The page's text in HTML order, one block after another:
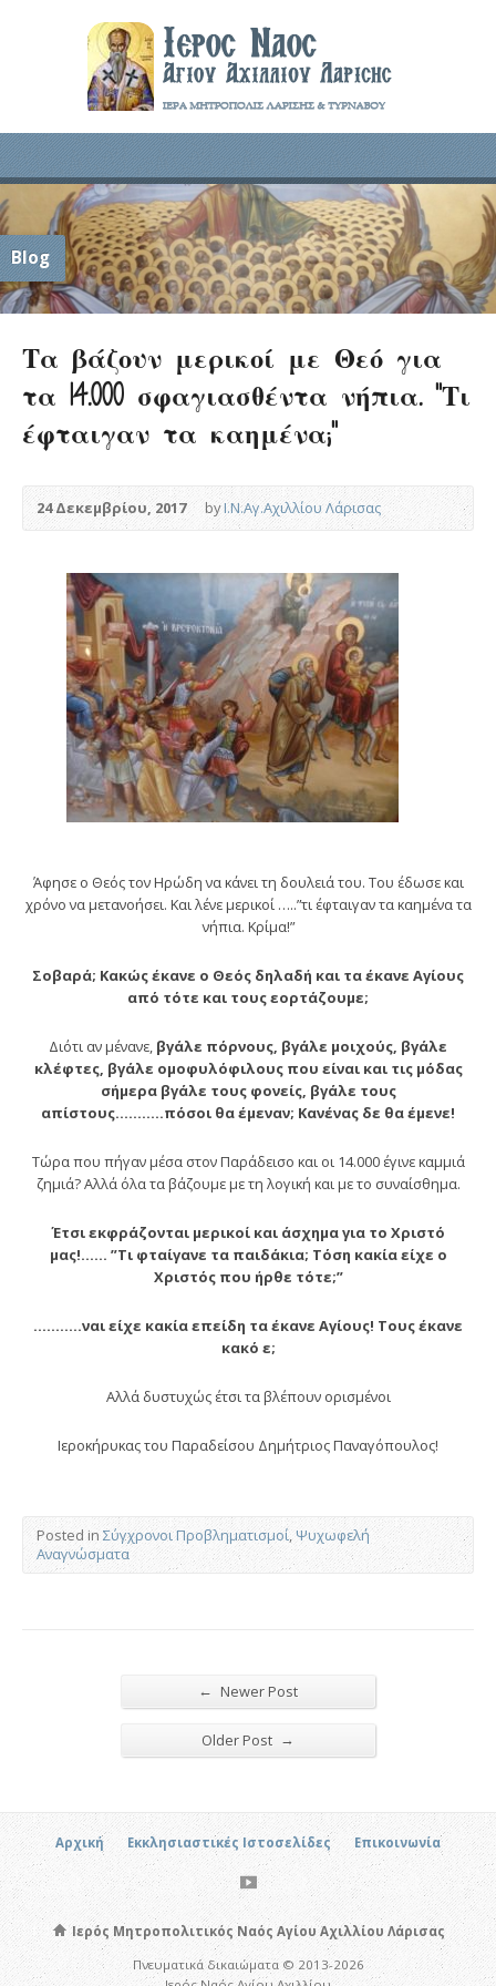
Blog
Τα βάζουν μερικοί με Θεό για
τα 14.000 σφαγιασθέντα νήπια. ”Τι
έφταιγαν τα καημένα;”
24 Δεκεμβρίου, 2017 byΙ.Ν.Αγ.Αχιλλίου Λάρισας
Άφησε ο Θεός τον Ηρώδη να κάνει τη δουλειά του. Του έδωσε και
χρόνο να μετανοήσει. Και λένε μερικοί …..”τι έφταιγαν τα καημένα τα
νήπια. Κρίμα!”
Σοβαρά; Κακώς έκανε ο Θεός δηλαδή και τα έκανε Αγίους
από τότε και τους εορτάζουμε;
Διότι αν μένανε, βγάλε πόρνους, βγάλε μοιχούς, βγάλε
κλέφτες, βγάλε ομοφυλόφιλους που είναι και τις μόδας
σήμερα βγάλε τους φονείς, βγάλε τους
απίστους………..πόσοι θα έμεναν; Κανένας δε θα έμενε!
Τώρα που πήγαν μέσα στον Παράδεισο και οι 14.000 έγινε καμμιά
ζημιά? Αλλά όλα τα βάζουμε με τη λογική και με το συναίσθημα.
Έτσι εκφράζονται μερικοί και άσχημα για το Χριστό
μας!…… ”Τι φταίγανε τα παιδάκια; Τόση κακία είχε ο
Χριστός που ήρθε τότε;”
………..ναι είχε κακία επείδη τα έκανε Αγίους! Τους έκανε
κακό ε;
Αλλά δυστυχώς έτσι τα βλέπουν ορισμένοι
Ιεροκήρυκας του Παραδείσου Δημήτριος Παναγόπουλος!
Posted in Σύγχρονοι Προβληματισμοί,Ψυχωφελή
Αναγνώσματα
← Newer Post
Older Post →
Αρχική Εκκλησιαστικές Ιστοσελίδες Επικοινωνία
Ιερός Μητροπολιτικός Ναός Αγίου Αχιλλίου Λάρισας
Πνευματικά δικαιώματα © 2013-2026